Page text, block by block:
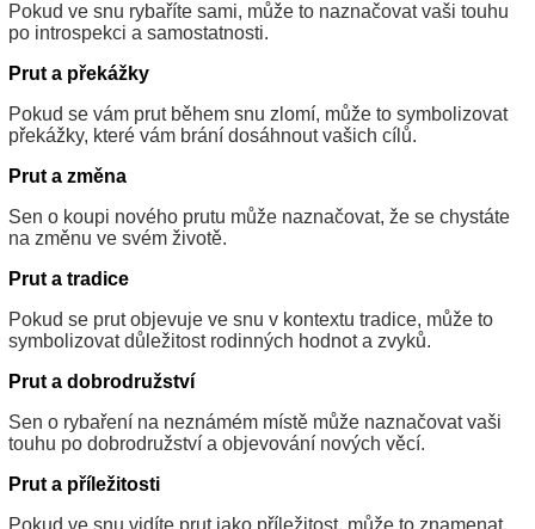
Pokud ve snu rybaříte sami, může to naznačovat vaši touhu
po introspekci a samostatnosti.
Prut a překážky
Pokud se vám prut během snu zlomí, může to symbolizovat
překážky, které vám brání dosáhnout vašich cílů.
Prut a změna
Sen o koupi nového prutu může naznačovat, že se chystáte
na změnu ve svém životě.
Prut a tradice
Pokud se prut objevuje ve snu v kontextu tradice, může to
symbolizovat důležitost rodinných hodnot a zvyků.
Prut a dobrodružství
Sen o rybaření na neznámém místě může naznačovat vaši
touhu po dobrodružství a objevování nových věcí.
Prut a příležitosti